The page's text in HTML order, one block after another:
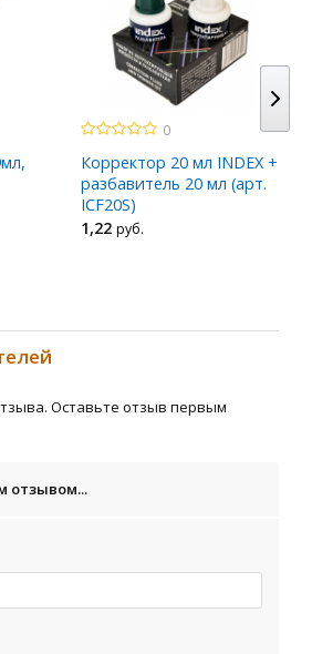
0
Корректор 20 мл INDEX +
разбавитель 20 мл (арт.
ICF20S)
1,22 руб.
Оставьте отзыв первым
отзывом...